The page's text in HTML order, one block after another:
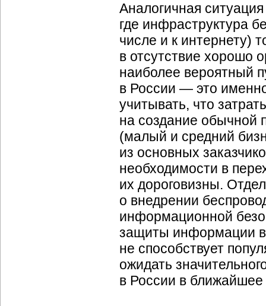
Аналогичная
где инфраструктура
числе и к интернету)
в отсутствие хорошо
наиболее вероятный
в России — это
учитывать, что
на создание обычной
(малый и средний
из основных
необходимости в
их дороговизны.
о внедрении
информационной
защиты информации в
не способствует
ожидать
в России в